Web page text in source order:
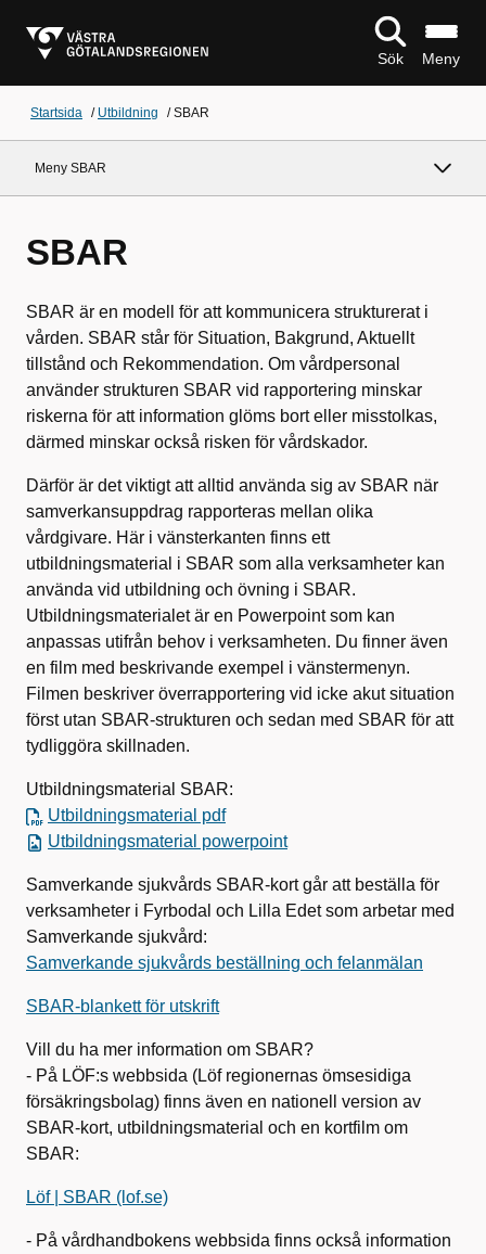
Sök Meny
Startsida / Utbildning /SBAR
Meny SBAR
SBAR
SBAR är en modell för att kommunicera strukturerat i
vården. SBAR står för Situation, Bakgrund, Aktuellt
tillstånd och Rekommendation. Om vårdpersonal
använder strukturen SBAR vid rapportering minskar
riskerna för att information glöms bort eller misstolkas,
därmed minskar också risken för vårdskador.
Därför är det viktigt att alltid använda sig av SBAR när
samverkansuppdrag rapporteras mellan olika
vårdgivare. Här i vänsterkanten finns ett
utbildningsmaterial i SBAR som alla verksamheter kan
använda vid utbildning och övning i SBAR.
Utbildningsmaterialet är en Powerpoint som kan
anpassas utifrån behov i verksamheten. Du finner även
en film med beskrivande exempel i vänstermenyn.
Filmen beskriver överrapportering vid icke akut situation
först utan SBAR-strukturen och sedan med SBAR för att
tydliggöra skillnaden.
Utbildningsmaterial SBAR:
Utbildningsmaterial pdf
Utbildningsmaterial powerpoint
Samverkande sjukvårds SBAR-kort går att beställa för
verksamheter i Fyrbodal och Lilla Edet som arbetar med
Samverkande sjukvård:
Samverkande sjukvårds beställning och felanmälan
SBAR-blankett för utskrift
Vill du ha mer information om SBAR?
- På LÖF:s webbsida (Löf regionernas ömsesidiga
försäkringsbolag) finns även en nationell version av
SBAR-kort, utbildningsmaterial och en kortfilm om
SBAR:
Löf | SBAR (lof.se)
- På vårdhandbokens webbsida finns också information